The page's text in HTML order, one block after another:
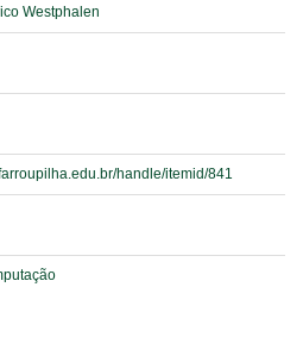
Westphalen
handle/itemid/841